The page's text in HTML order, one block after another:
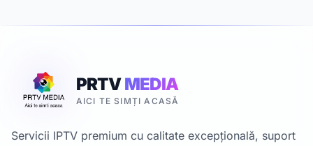
PRTVMEDIA
AICI TE SIMȚI ACASĂ
Servicii IPTV premium cu calitate excepțională, suport